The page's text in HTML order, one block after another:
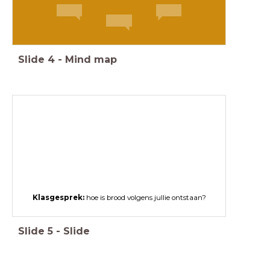
Slide 4 - Mind map
Klasgesprek: hoe is brood volgens jullie ontstaan?
Slide 5 - Slide